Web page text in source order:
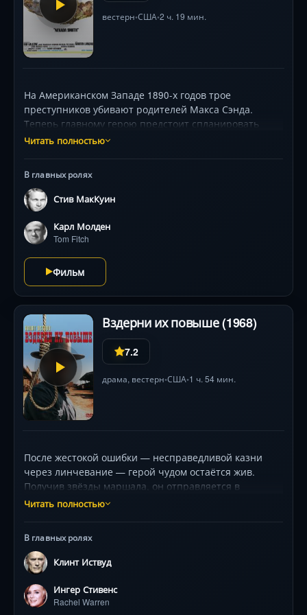
вестерн•США•2 ч. 19 мин.
На Американском Западе 1890-х годов трое
преступников убивают родителей Макса Сэнда.
Теперь главному герою предстоит спланировать
различные события и несмотря ни на что
обучается у торговца оружием, а читать и писать он
учится только для того, чтобы определять
местонахождение тех троих. На этом пути Невада
претерпит множества изменений, причиной которых
является сильное потрясение и желание отомстить.
Читать полностью
В главных ролях
Стив МакКуин
Карл Молден
Tom Fitch
Фильм
Вздерни их повыше (1968)
7.2
драма, вестерн•США•1 ч. 54 мин.
После жестокой ошибки — несправедливой казни
через линчевание — герой чудом остаётся жив.
Получив звёзды маршала, он отправляется в
пустыню Оклахомы, чтобы найти виновных. Но
«Грязного Гарри»: его герой балансирует на лезвии
ножа между правосудием и жестоким возмездием.
Фильм поражает мрачной операторской работой,
напряжёнными диалогами с судьёй Фентоном (Пэт
Хингл) и неожиданным вниманием к юридическим
Читать полностью
В главных ролях
Клинт Иствуд
Ингер Стивенс
Rachel Warren